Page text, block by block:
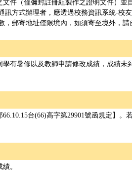
件（僅彌封註冊組製作之證明文件）並
訊方式辦理者，應透過校務資訊系統-校
郵寄地址僅限境內，如須寄至境外，請
有暑修以及教師申請修改成績，成績未
台(66)高字第29901號函規定】。
。